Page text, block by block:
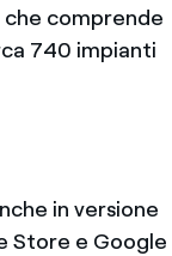
comprende
740 impianti
in versione
Store e Google